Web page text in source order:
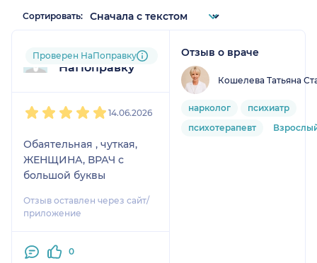
Сортировать:
Пользователь
НаПоправку
Проверен НаПоправку
14.06.2026
Обаятельная , чуткая,
ЖЕНЩИНА, ВРАЧ с
большой буквы
Отзыв оставлен через сайт/
приложение
0
Отзыв о враче
Кошелева Татьяна
нарколог
психиатр
психотерапевт